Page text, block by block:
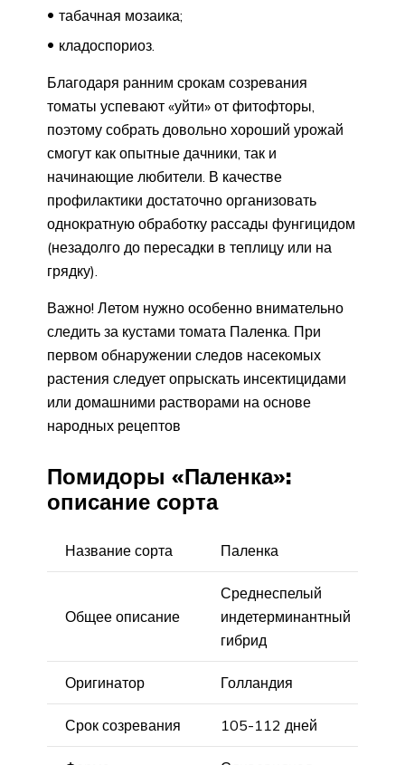
табачная мозаика;
кладоспориоз.
Благодаря ранним срокам созревания
томаты успевают «уйти» от фитофторы,
поэтому собрать довольно хороший урожай
смогут как опытные дачники, так и
начинающие любители. В качестве
профилактики достаточно организовать
однократную обработку рассады фунгицидом
(незадолго до пересадки в теплицу или на
грядку).
Важно! Летом нужно особенно внимательно
следить за кустами томата Паленка. При
первом обнаружении следов насекомых
растения следует опрыскать инсектицидами
или домашними растворами на основе
народных рецептов
Помидоры «Паленка»:
описание сорта
Название сорта Паленка
Общее описание
Среднеспелый
индетерминантный
гибрид
Оригинатор Голландия
Срок созревания 105-112 дней